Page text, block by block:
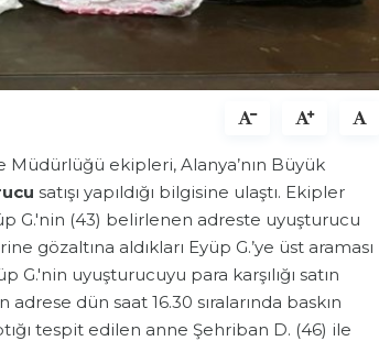
Müdürlüğü ekipleri, Alanya’nın Büyük
satışı yapıldığı bilgisine ulaştı. Ekipler
G.'nin (43) belirlenen adreste uyuşturucu
gözaltına aldıkları Eyüp G.’ye üst araması
uyuşturucuyu para karşılığı satın
dün saat 16.30 sıralarında baskın
tespit edilen anne Şehriban D. (46) ile